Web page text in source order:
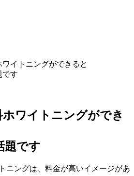
イトニングができると
です
ワイトニングができ
題です
ニングは、料金が高いイメージがあ